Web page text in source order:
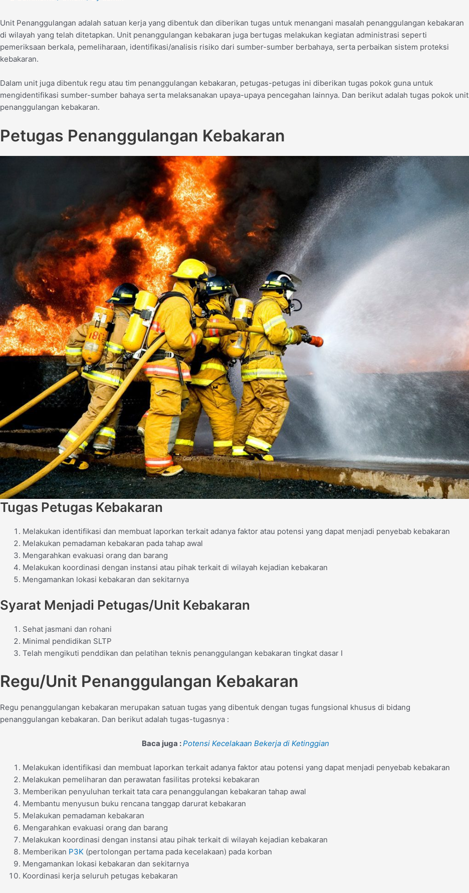
Unit Penanggulangan adalah satuan kerja yang dibentuk dan diberikan tugas untuk menangani masalah penanggulangan kebakaran
di wilayah yang telah ditetapkan. Unit penanggulangan kebakaran juga bertugas melakukan kegiatan administrasi seperti
pemeriksaan berkala, pemeliharaan, identifikasi/analisis risiko dari sumber-sumber berbahaya, serta perbaikan sistem proteksi
kebakaran.
Dalam unit juga dibentuk regu atau tim penanggulangan kebakaran, petugas-petugas ini diberikan tugas pokok guna untuk
mengidentifikasi sumber-sumber bahaya serta melaksanakan upaya-upaya pencegahan lainnya. Dan berikut adalah tugas pokok unit
penanggulangan kebakaran.
Petugas Penanggulangan Kebakaran
Tugas Petugas Kebakaran
Melakukan identifikasi dan membuat laporkan terkait adanya faktor atau potensi yang dapat menjadi penyebab kebakaran
Melakukan pemadaman kebakaran pada tahap awal
Mengarahkan evakuasi orang dan barang
Melakukan koordinasi dengan instansi atau pihak terkait di wilayah kejadian kebakaran
Mengamankan lokasi kebakaran dan sekitarnya
Syarat Menjadi Petugas/Unit Kebakaran
Sehat jasmani dan rohani
Minimal pendidikan SLTP
Telah mengikuti penddikan dan pelatihan teknis penanggulangan kebakaran tingkat dasar I
Regu/Unit Penanggulangan Kebakaran
Regu penanggulangan kebakaran merupakan satuan tugas yang dibentuk dengan tugas fungsional khusus di bidang
penanggulangan kebakaran. Dan berikut adalah tugas-tugasnya :
Baca juga :Potensi Kecelakaan Bekerja di Ketinggian
Melakukan identifikasi dan membuat laporkan terkait adanya faktor atau potensi yang dapat menjadi penyebab kebakaran
Melakukan pemeliharan dan perawatan fasilitas proteksi kebakaran
Memberikan penyuluhan terkait tata cara penanggulangan kebakaran tahap awal
Membantu menyusun buku rencana tanggap darurat kebakaran
Melakukan pemadaman kebakaran
Mengarahkan evakuasi orang dan barang
Melakukan koordinasi dengan instansi atau pihak terkait di wilayah kejadian kebakaran
Memberikan P3K (pertolongan pertama pada kecelakaan) pada korban
Mengamankan lokasi kebakaran dan sekitarnya
Koordinasi kerja seluruh petugas kebakaran